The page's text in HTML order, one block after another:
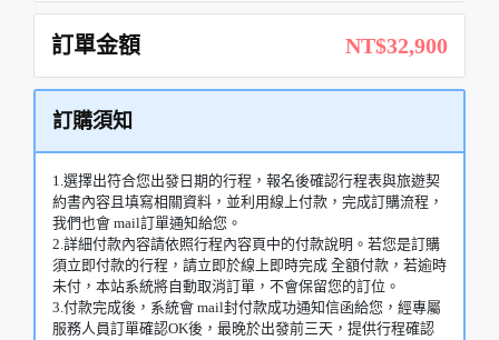
訂單金額 NT$32,900
訂購須知
1.選擇出符合您出發日期的行程，報名後確認行程表與旅遊契
約書內容且填寫相關資料，並利用線上付款，完成訂購流程，
我們也會 mail訂單通知給您。
2.詳細付款內容請依照行程內容頁中的付款說明。若您是訂購
須立即付款的行程，請立即於線上即時完成 全額付款，若逾時
未付，本站系統將自動取消訂單，不會保留您的訂位。
3.付款完成後，系統會 mail封付款成功通知信函給您，經專屬
服務人員訂單確認OK後，最晚於出發前三天，提供行程確認